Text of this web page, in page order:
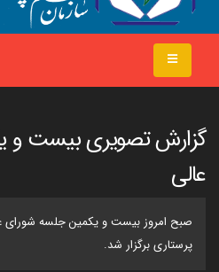
گزارش تصویری بیست و
عالی
صبح امروز بیست و یکمین جلسه شورای
پرستاری برگزار شد.